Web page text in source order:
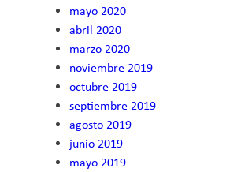
mayo 2020
abril 2020
marzo 2020
noviembre 2019
octubre 2019
septiembre 2019
agosto 2019
junio 2019
mayo 2019